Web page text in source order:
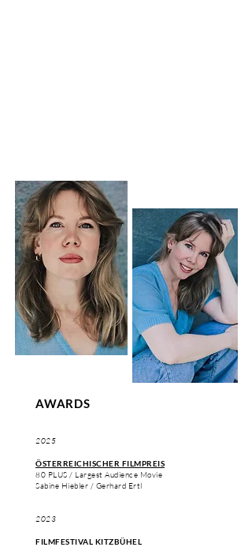
AWARDS
2025
ÖSTERREICHISCHER FILMPREIS
80 PLUS / Largest Audience Movie
Sabine Hiebler / Gerhard Ertl
2023
FILMFESTIVAL KITZBÜHEL